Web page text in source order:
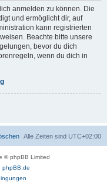
anmelden zu können. Die
und ermöglicht dir, auf
kann registrierten
Beachte bitte unsere
bevor du dich
wenn du dich in
Alle Zeiten sind UTC+02:00
© phpBB Limited
phpBB.de